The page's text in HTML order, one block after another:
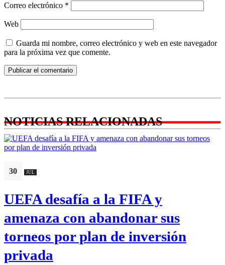
Correo electrónico *
Web
Guarda mi nombre, correo electrónico y web en este navegador
para la próxima vez que comente.
NOTICIAS RELACIONADAS
30 JUL
UEFA desafía a la FIFA y
amenaza con abandonar sus
torneos por plan de inversión
privada